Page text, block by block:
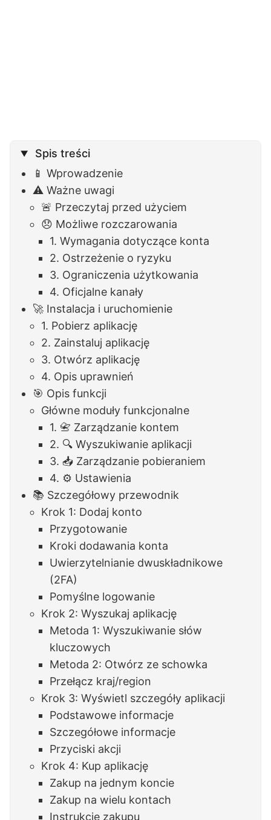
Spis treści
📱 Wprowadzenie
⚠️ Ważne uwagi
🚨 Przeczytaj przed użyciem
😞 Możliwe rozczarowania
1. Wymagania dotyczące konta
2. Ostrzeżenie o ryzyku
3. Ograniczenia użytkowania
4. Oficjalne kanały
🚀 Instalacja i uruchomienie
1. Pobierz aplikację
2. Zainstaluj aplikację
3. Otwórz aplikację
4. Opis uprawnień
🎯 Opis funkcji
Główne moduły funkcjonalne
1. 📇 Zarządzanie kontem
2. 🔍 Wyszukiwanie aplikacji
3. 📥 Zarządzanie pobieraniem
4. ⚙️ Ustawienia
📚 Szczegółowy przewodnik
Krok 1: Dodaj konto
Przygotowanie
Kroki dodawania konta
Uwierzytelnianie dwuskładnikowe
(2FA)
Pomyślne logowanie
Krok 2: Wyszukaj aplikację
Metoda 1: Wyszukiwanie słów
kluczowych
Metoda 2: Otwórz ze schowka
Przełącz kraj/region
Krok 3: Wyświetl szczegóły aplikacji
Podstawowe informacje
Szczegółowe informacje
Przyciski akcji
Krok 4: Kup aplikację
Zakup na jednym koncie
Zakup na wielu kontach
Instrukcje zakupu